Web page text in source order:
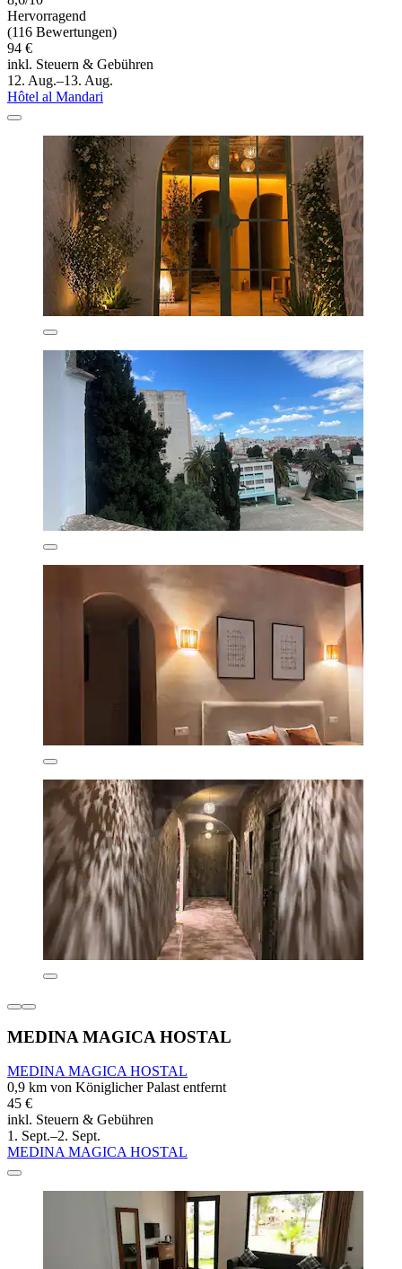
Hervorragend
(116 Bewertungen)
94 €
inkl. Steuern & Gebühren
12. Aug.–13. Aug.
Hôtel al Mandari
MEDINA MAGICA HOSTAL
MEDINA MAGICA HOSTAL
0,9 km von Königlicher Palast entfernt
45 €
inkl. Steuern & Gebühren
1. Sept.–2. Sept.
MEDINA MAGICA HOSTAL